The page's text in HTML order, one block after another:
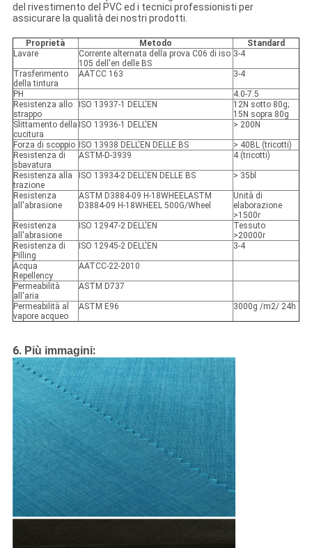
del rivestimento del PVC ed i tecnici professionisti per
assicurare la qualità dei nostri prodotti.
Proprietà Metodo
Standard
Lavare
Corrente alternata della prova C06 di iso
105 dell'en delle BS
3-4
Trasferimento
della tintura
AATCC 163 3-4
PH
4.0-7.5
Resistenza allo
strappo
ISO 13937-1 DELL'EN
12N sotto 80g;
15N sopra 80g
Slittamento della
cucitura
ISO 13936-1 DELL'EN > 200N
Forza di scoppio ISO 13938 DELL'EN DELLE BS
> 40BL (tricotti)
Resistenza di
sbavatura
ASTM-D-3939 4 (tricotti)
Resistenza alla
trazione
ISO 13934-2 DELL'EN DELLE BS > 35bl
Resistenza
all'abrasione
ASTM D3884-09 H-18WHEELASTM
D3884-09 H-18WHEEL 500G/Wheel
Unità di
elaborazione
>1500r
Resistenza
all'abrasione
ISO 12947-2 DELL'EN
Tessuto
>20000r
Resistenza di
Pilling
ISO 12945-2 DELL'EN 3-4
Acqua
Repellency
AATCC-22-2010
Permeabilità
all'aria
ASTM D737
Permeabilità al
vapore acqueo
ASTM E96 3000g /m2/ 24h
6. Più immagini: